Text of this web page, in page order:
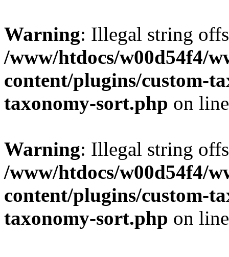
Warning: Illegal string
/www/htdocs/w00d54f4/
content/plugins/custom-
taxonomy-sort.php on
Warning: Illegal string
/www/htdocs/w00d54f4/
content/plugins/custom-
taxonomy-sort.php on